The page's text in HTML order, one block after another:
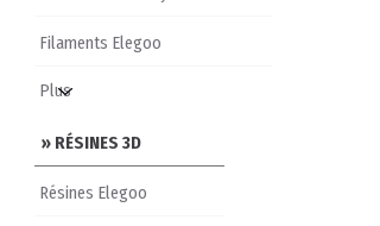
Filaments Elegoo
» RÉSINES 3D
Résines Elegoo